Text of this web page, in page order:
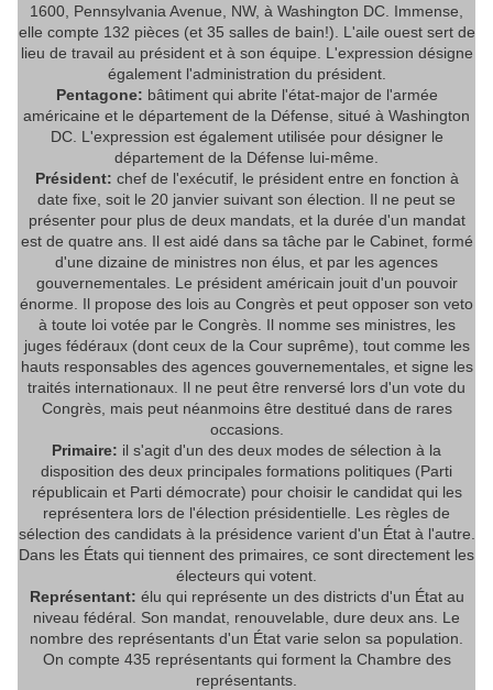
1600, Pennsylvania Avenue, NW, à Washington DC. Immense,
elle compte 132 pièces (et 35 salles de bain!). L'aile ouest sert de
lieu de travail au président et à son équipe. L'expression désigne
également l'administration du président.
Pentagone: bâtiment qui abrite l'état-major de l'armée
américaine et le département de la Défense, situé à Washington
DC. L'expression est également utilisée pour désigner le
département de la Défense lui-même.
Président: chef de l'exécutif, le président entre en fonction à
date fixe, soit le 20 janvier suivant son élection. Il ne peut se
présenter pour plus de deux mandats, et la durée d'un mandat
est de quatre ans. Il est aidé dans sa tâche par le Cabinet, formé
d'une dizaine de ministres non élus, et par les agences
gouvernementales. Le président américain jouit d'un pouvoir
énorme. Il propose des lois au Congrès et peut opposer son veto
à toute loi votée par le Congrès. Il nomme ses ministres, les
juges fédéraux (dont ceux de la Cour suprême), tout comme les
hauts responsables des agences gouvernementales, et signe les
traités internationaux. Il ne peut être renversé lors d'un vote du
Congrès, mais peut néanmoins être destitué dans de rares
occasions.
Primaire: il s'agit d'un des deux modes de sélection à la
disposition des deux principales formations politiques (Parti
républicain et Parti démocrate) pour choisir le candidat qui les
représentera lors de l'élection présidentielle. Les règles de
sélection des candidats à la présidence varient d'un État à l'autre.
Dans les États qui tiennent des primaires, ce sont directement les
électeurs qui votent.
Représentant: élu qui représente un des districts d'un État au
niveau fédéral. Son mandat, renouvelable, dure deux ans. Le
nombre des représentants d'un État varie selon sa population.
On compte 435 représentants qui forment la Chambre des
représentants.